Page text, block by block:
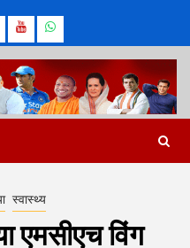
Youtube
Whatsapp
स्वास्थ्य
एमसीएच विंग